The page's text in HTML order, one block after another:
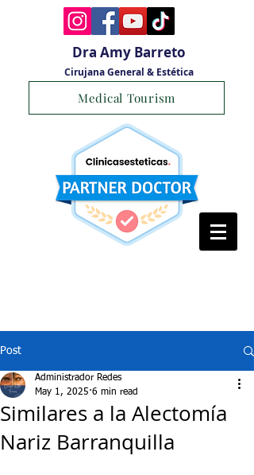
Dra Amy Barreto
Cirujana General & Estética
Medical Tourism
Post
Similares a la Alectomía
Nariz Barranquilla
Administrador Redes
May 1, 2025 6 min read